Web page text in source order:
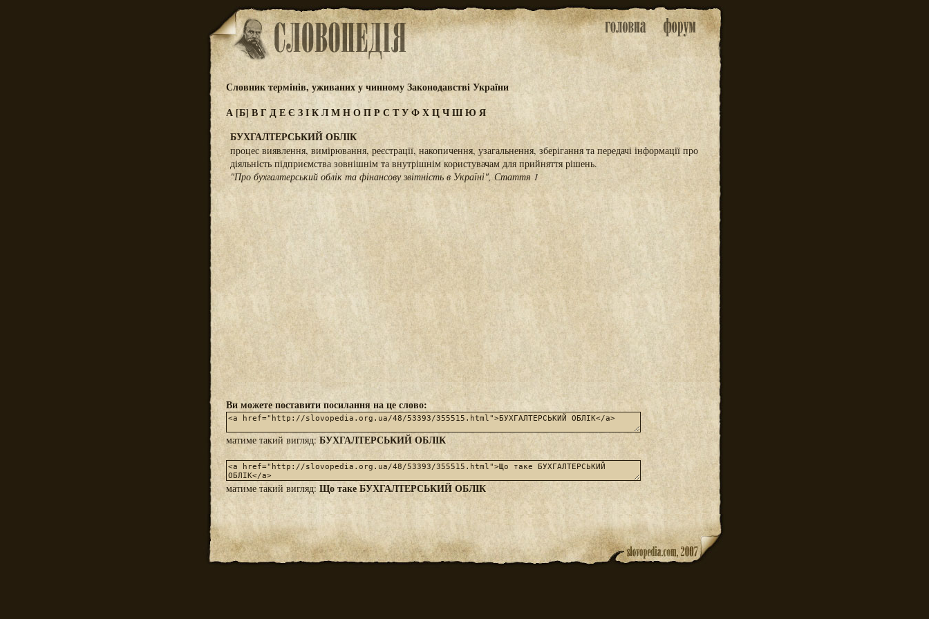
Словник термінів, уживаних у чинному Законодавстві України
А [Б] ВГ ДЕЄ ЗІКЛМНОПР С ТУФХЦЧШЮЯ
БУХГАЛТЕРСЬКИЙ ОБЛІК
процес виявлення, вимірювання, реєстрації, накопичення, узагальнення, зберігання та передачі інформації про
діяльність підприємства зовнішнім та внутрішнім користувачам для прийняття рішень.
"Про бухгалтерський облік та фінансову звітність в Україні", Стаття 1
Ви можете поставити посилання на це слово:
матиме такий вигляд: БУХГАЛТЕРСЬКИЙ ОБЛІК
матиме такий вигляд: Що таке БУХГАЛТЕРСЬКИЙ ОБЛІК